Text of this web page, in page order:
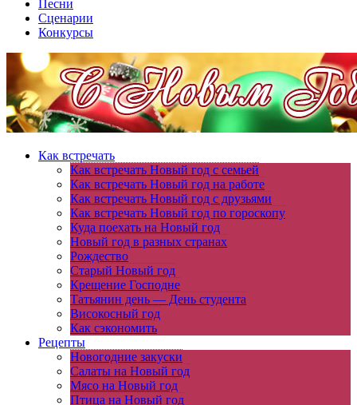
Песни
Сценарии
Конкурсы
Как встречать
Как встречать Новый год с семьей
Как встречать Новый год на работе
Как встречать Новый год с друзьями
Как встречать Новый год по гороскопу
Куда поехать на Новый год
Новый год в разных странах
Рождество
Старый Новый год
Крещение Господне
Татьянин день — День студента
Високосный год
Как сэкономить
Рецепты
Новогодние закуски
Салаты на Новый год
Мясо на Новый год
Птица на Новый год